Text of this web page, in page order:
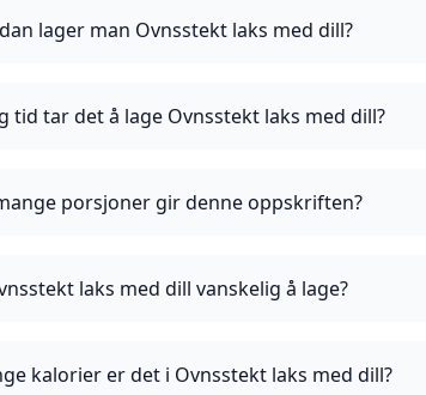
lager man Ovnsstekt laks med dill?
tid tar det å lage Ovnsstekt laks med dill?
porsjoner gir denne oppskriften?
laks med dill vanskelig å lage?
kalorier er det i Ovnsstekt laks med dill?